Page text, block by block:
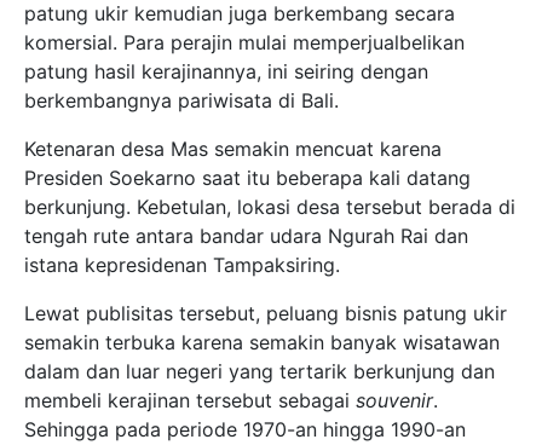
patung ukir kemudian juga berkembang secara
komersial. Para perajin mulai memperjualbelikan
patung hasil kerajinannya, ini seiring dengan
berkembangnya pariwisata di Bali.
Ketenaran desa Mas semakin mencuat karena
Presiden Soekarno saat itu beberapa kali datang
berkunjung. Kebetulan, lokasi desa tersebut berada di
tengah rute antara bandar udara Ngurah Rai dan
istana kepresidenan Tampaksiring.
Lewat publisitas tersebut, peluang bisnis patung ukir
semakin terbuka karena semakin banyak wisatawan
dalam dan luar negeri yang tertarik berkunjung dan
membeli kerajinan tersebut sebagai souvenir.
Sehingga pada periode 1970-an hingga 1990-an